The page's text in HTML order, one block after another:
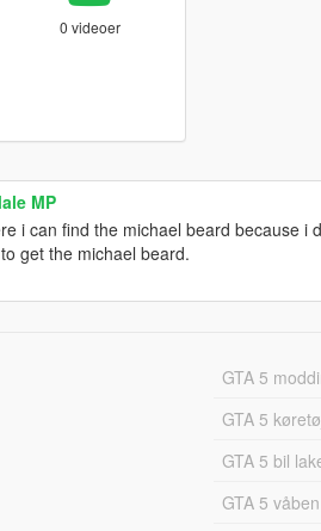
0 videoer
MP
i can find the michael beard because i
get the michael beard.
GTA 5
GTA 5
GTA 5 bil
GTA 5